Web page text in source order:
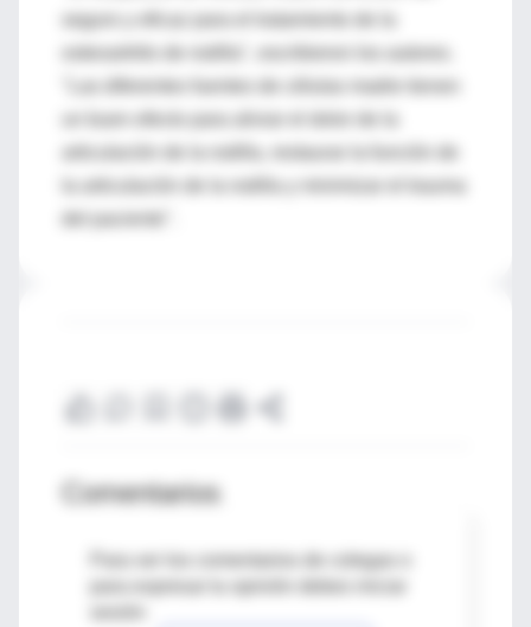
seguro y eficaz para el tratamiento de la
Comentarios
Para ver los comentarios de colegas o